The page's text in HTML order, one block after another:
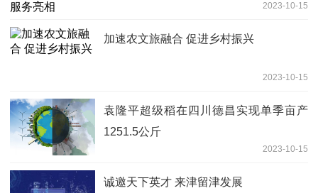
2023-10-15
加速农文旅融合 促进乡村振兴
2023-10-15
袁隆平超级稻在四川德昌实现单季亩产
1251.5公斤
2023-10-15
诚邀天下英才 来津留津发展